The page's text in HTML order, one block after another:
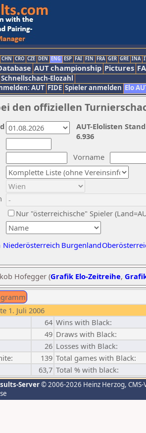
CHN CRO CZE DEN ENG ESP FAI FIN FRA GER GRE INA
AUT championship Pictures
Schnellschach-Elozahl
AUT FIDE Spieler anmelden Elo
den offiziellen
Vorname
Nur "österreichische" Spieler
Niederösterreich Burgenland
AUT-Elolisten
6.936
Hofegger (Grafik Elo-Zeitreihe,
1. Juli 2006
64 Wins with Black:
49 Draws with Black:
26 Losses with Black:
139 Total games with Black:
63,7 Total % with black:
Server© 2006-2026 Heinz Herzog,